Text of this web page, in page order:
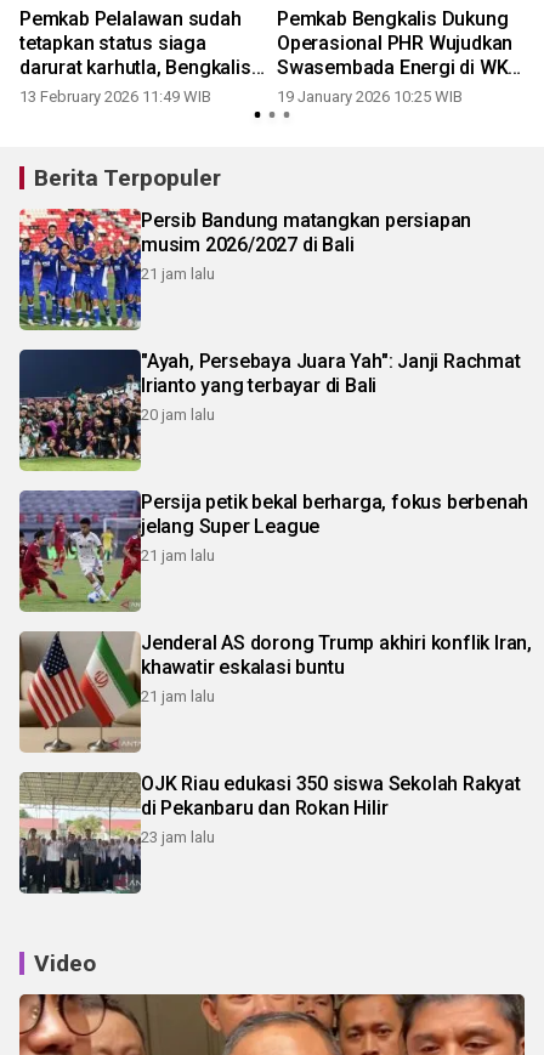
Pemkab Pelalawan sudah
tetapkan status siaga
darurat karhutla, Bengkalis
menyusul
13 February 2026 11:49 WIB
Pemkab Bengkalis Dukung
Operasional PHR Wujudkan
Swasembada Energi di WK
Rokan
19 January 2026 10:25 WIB
Berita Terpopuler
Persib Bandung matangkan persiapan
musim 2026/2027 di Bali
21 jam lalu
"Ayah, Persebaya Juara Yah": Janji Rachmat
Irianto yang terbayar di Bali
20 jam lalu
Persija petik bekal berharga, fokus berbenah
jelang Super League
21 jam lalu
Jenderal AS dorong Trump akhiri konflik Iran,
khawatir eskalasi buntu
21 jam lalu
OJK Riau edukasi 350 siswa Sekolah Rakyat
di Pekanbaru dan Rokan Hilir
23 jam lalu
Video